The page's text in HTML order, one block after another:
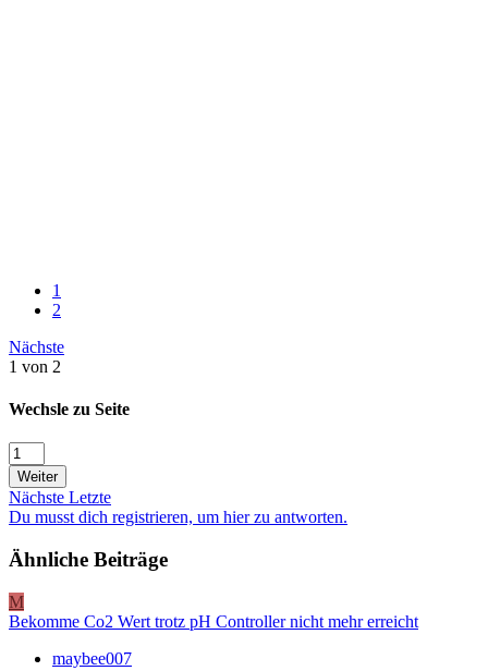
1
2
Nächste
1 von 2
Wechsle zu Seite
Weiter
Nächste Letzte
Du musst dich registrieren, um hier zu antworten.
Ähnliche Beiträge
M
Bekomme Co2 Wert trotz pH Controller nicht mehr erreicht
maybee007